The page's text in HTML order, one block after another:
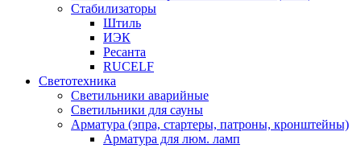
Стабилизаторы
Штиль
ИЭК
Ресанта
RUCELF
Светотехника
Светильники аварийные
Светильники для сауны
Арматура (эпра, стартеры, патроны, кронштейны)
Арматура для люм. ламп